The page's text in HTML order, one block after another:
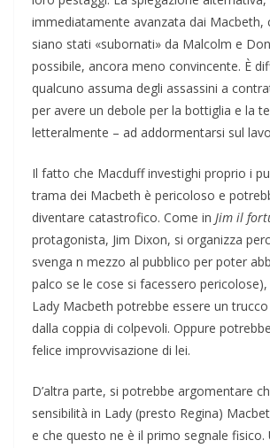
immediatamente avanzata dai Macbeth,
siano stati «subornati» da Malcolm e
possibile, ancora meno convincente. È
qualcuno assuma degli assassini a
per avere un debole per la bottiglia e la
letteralmente – ad addormentarsi sul
Il fatto che Macduff investighi proprio i
trama dei Macbeth è pericoloso e
diventare catastrofico. Come in Jim il
protagonista, Jim Dixon, si organizza
svenga n mezzo al pubblico per poter
palco se le cose si facessero
Lady Macbeth potrebbe essere un
dalla coppia di colpevoli. Oppure
felice improvvisazione di lei.
D’altra parte, si potrebbe argomentare
sensibilità in Lady (presto Regina)
e che questo ne è il primo segnale fisico.